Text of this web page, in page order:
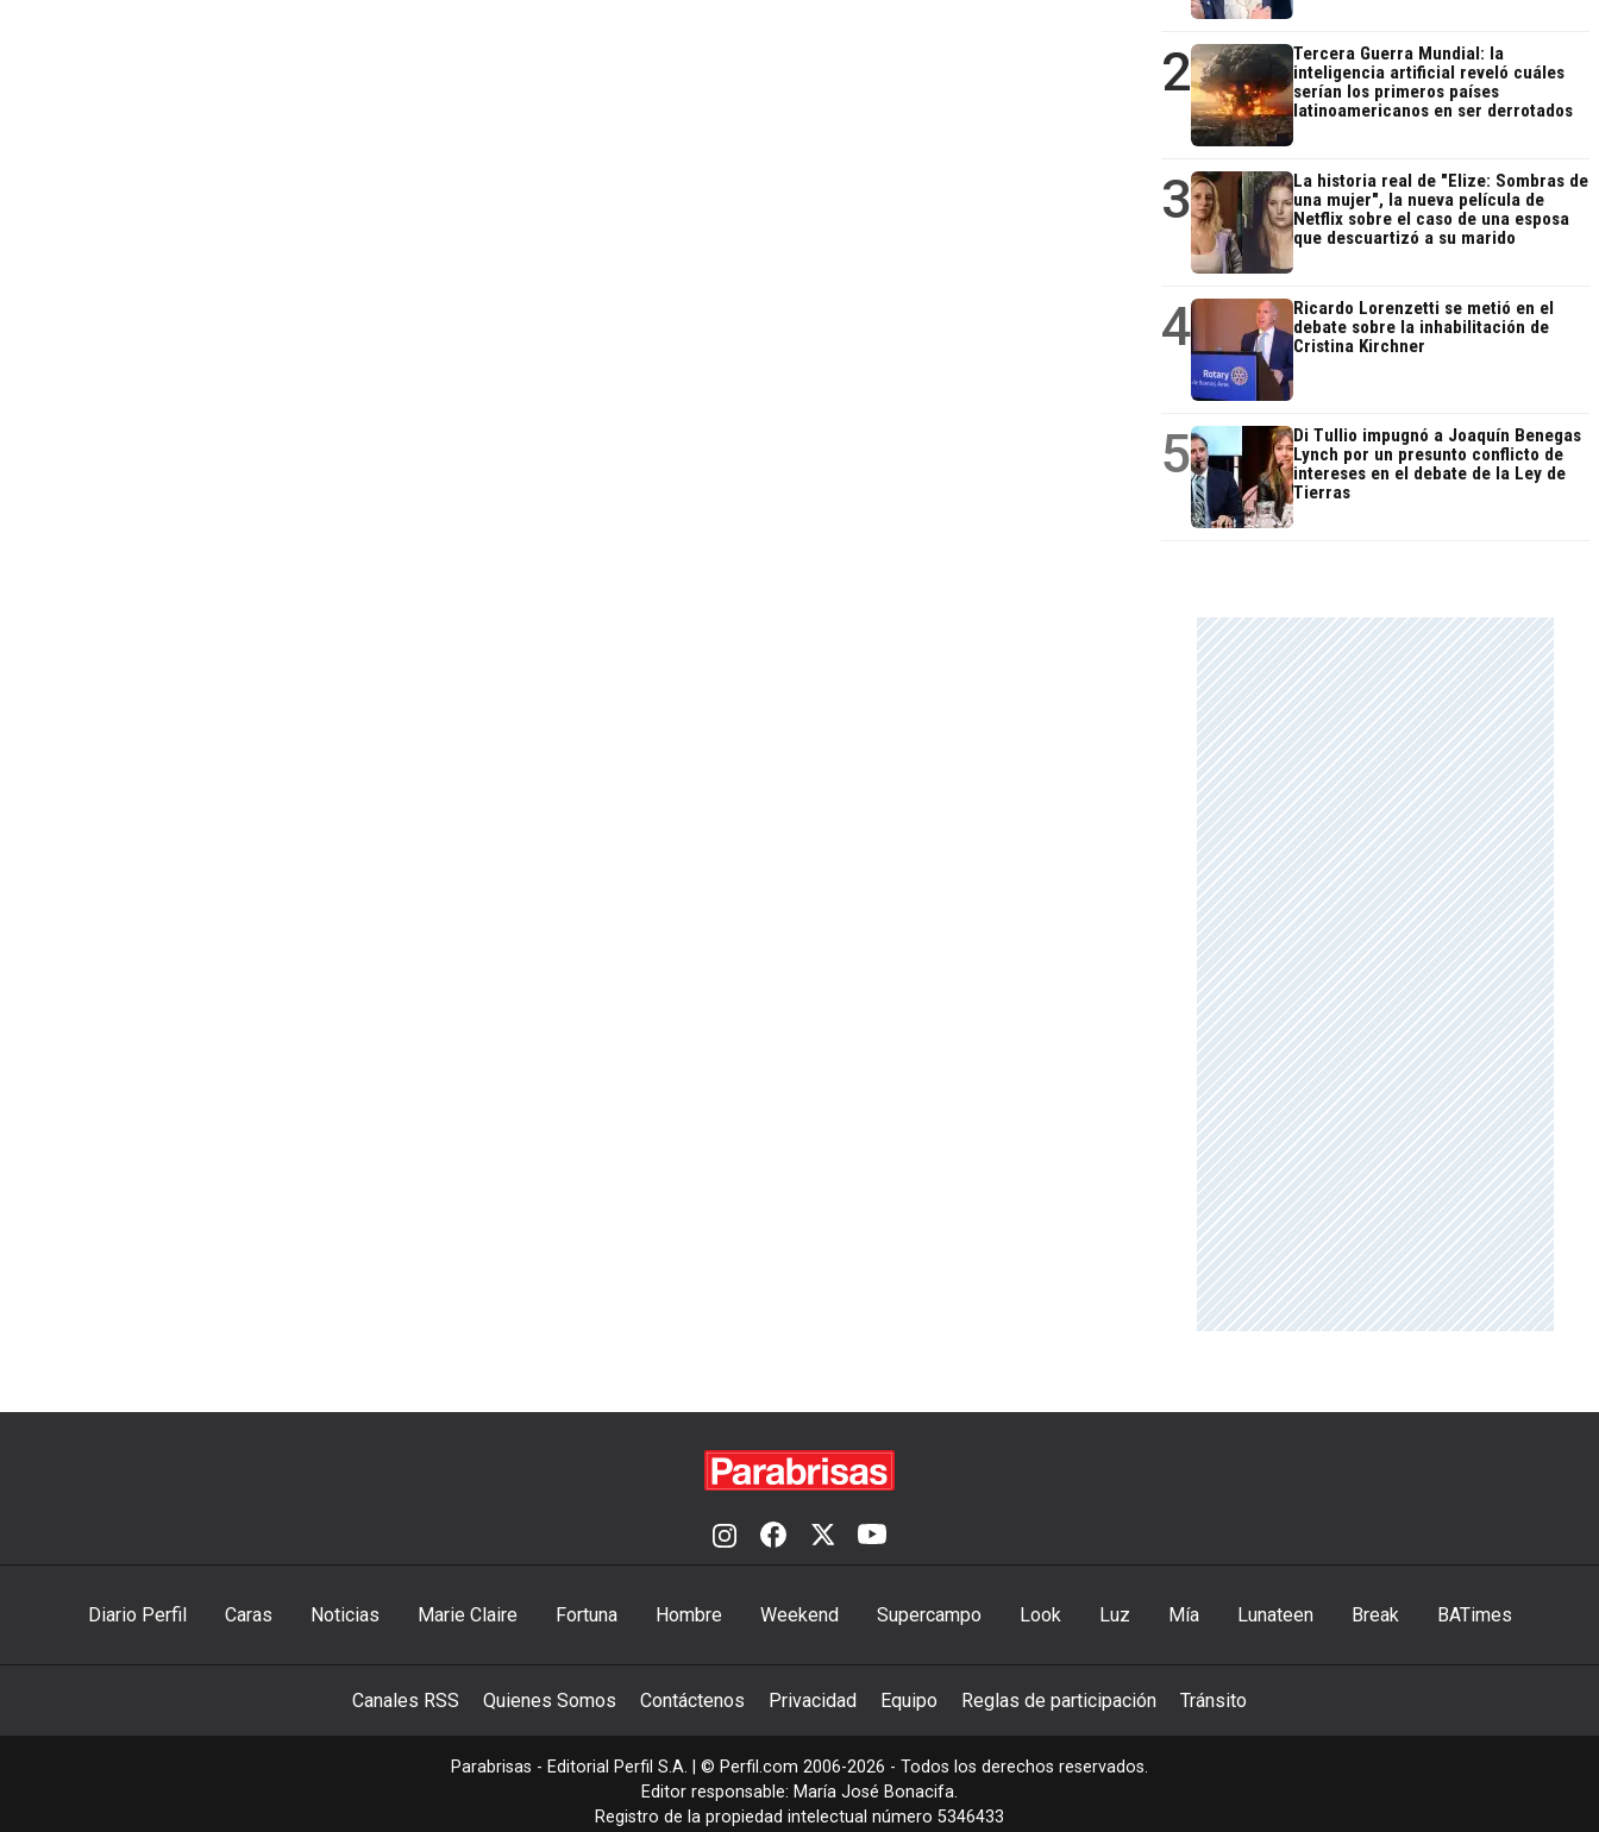
2
Tercera Guerra Mundial: la
inteligencia artificial reveló cuáles
serían los primeros países
latinoamericanos en ser derrotados
3
La historia real de "Elize: Sombras de
una mujer", la nueva película de
Netflix sobre el caso de una esposa
que descuartizó a su marido
4
Ricardo Lorenzetti se metió en el
debate sobre la inhabilitación de
Cristina Kirchner
5
Di Tullio impugnó a Joaquín Benegas
Lynch por un presunto conflicto de
intereses en el debate de la Ley de
Tierras
Diario Perfil Caras Noticias Marie Claire Fortuna Hombre Weekend Supercampo Look Luz Mía Lunateen Break BATimes
Canales RSS Quienes Somos Contáctenos Privacidad Equipo Reglas de participación Tránsito
Parabrisas - Editorial Perfil S.A. | © Perfil.com 2006-2026 - Todos los derechos reservados.
Editor responsable: María José Bonacifa.
Registro de la propiedad intelectual número 5346433